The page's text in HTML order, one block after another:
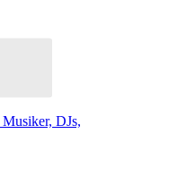
DJs,